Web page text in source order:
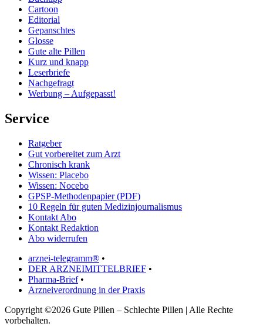
Cartoon
Editorial
Gepanschtes
Glosse
Gute alte Pillen
Kurz und knapp
Leserbriefe
Nachgefragt
Werbung – Aufgepasst!
Service
Ratgeber
Gut vorbereitet zum Arzt
Chronisch krank
Wissen: Placebo
Wissen: Nocebo
GPSP-Methodenpapier (PDF)
10 Regeln für guten Medizinjournalismus
Kontakt Abo
Kontakt Redaktion
Abo widerrufen
arznei-telegramm® •
DER ARZNEIMITTELBRIEF •
Pharma-Brief•
Arzneiverordnung in der Praxis
Copyright ©2026 Gute Pillen – Schlechte Pillen | Alle Rechte
vorbehalten.